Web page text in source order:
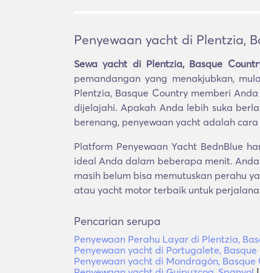
Penyewaan yacht di Plentzia,
Sewa yacht di Plentzia, Basque
pemandangan yang menakjubkan,
Plentzia, Basque Country memberi
dijelajahi. Apakah Anda lebih suka
berenang, penyewaan yacht adalah
Platform Penyewaan Yacht BednBlue
ideal Anda dalam beberapa menit.
masih belum bisa memutuskan perahu
atau yacht motor terbaik untuk
Pencarian serupa
Penyewaan Perahu Layar di Plentzia,
Penyewaan yacht di Portugalete,
Penyewaan yacht di Mondragón, Basque